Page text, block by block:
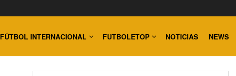
FÚTBOL INTERNACIONAL FUTBOLETOP NOTICIAS NEWS